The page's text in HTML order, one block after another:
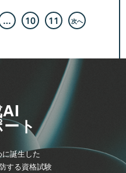
稿
… 10 11 次へ
ト
誕生した
する資格試験